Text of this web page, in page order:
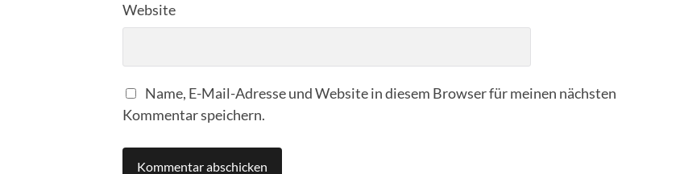
Website
Name, E-Mail-Adresse und Website in diesem Browser für meinen nächsten
Kommentar speichern.